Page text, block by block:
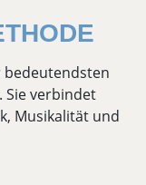
bedeutendsten
Sie verbindet
Musikalität und